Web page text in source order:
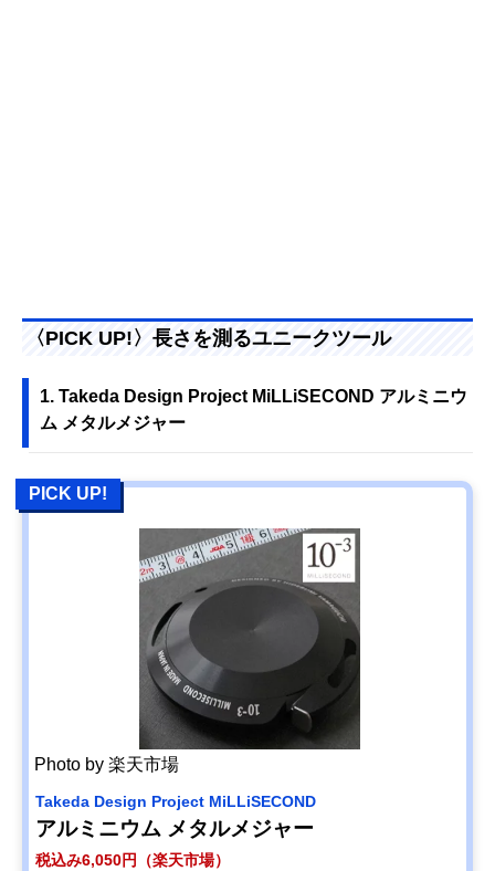
〈PICK UP!〉長さを測るユニークツール
1. Takeda Design Project MiLLiSECOND アルミニウ
ム メタルメジャー
PICK UP!
Photo by 楽天市場
Takeda Design Project MiLLiSECOND
アルミニウム メタルメジャー
税込み6,050円（楽天市場）